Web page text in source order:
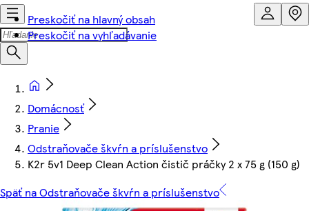
Preskočiť na hlavný obsah
Preskočiť na vyhľadávanie
Domácnosť
Pranie
Odstraňovače škvŕn a príslušenstvo
K2r 5v1 Deep Clean Action čistič práčky 2 x 75 g (150 g)
Späť na Odstraňovače škvŕn a príslušenstvo